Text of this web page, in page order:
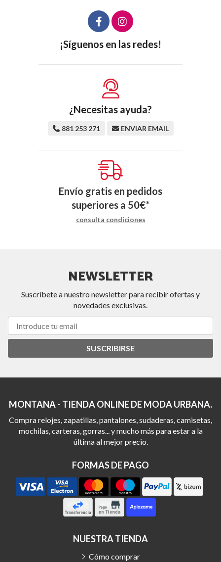
¡Síguenos en las redes!
¿Necesitas ayuda?
881 253 271 ENVIAR EMAIL
Envío gratis en pedidos
superiores a 50€*
consulta condiciones
NEWSLETTER
Suscríbete a nuestro newsletter para recibir ofertas y
novedades exclusivas.
SUSCRIBIRSE
MONTANA - TIENDA ONLINE DE MODA URBANA.
Compra relojes, zapatillas, pantalones, sudaderas, camisetas,
mochilas, carteras, gorras... y mucho más para estar a la
última al mejor precio.
FORMAS DE PAGO
NUESTRA TIENDA
Cómo comprar